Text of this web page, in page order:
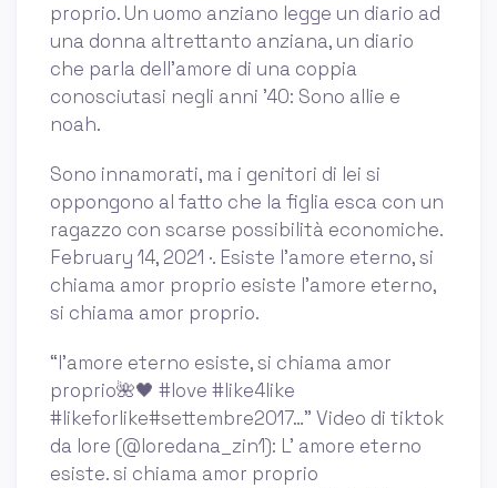
proprio. Un uomo anziano legge un diario ad
una donna altrettanto anziana, un diario
che parla dell’amore di una coppia
conosciutasi negli anni ’40: Sono allie e
noah.
Sono innamorati, ma i genitori di lei si
oppongono al fatto che la figlia esca con un
ragazzo con scarse possibilità economiche.
February 14, 2021 ·. Esiste l'amore eterno, si
chiama amor proprio esiste l'amore eterno,
si chiama amor proprio.
“l'amore eterno esiste, si chiama amor
proprio🌺🖤 #love #like4like
#likeforlike#settembre2017…” Video di tiktok
da lore (@loredana_zin1): L' amore eterno
esiste. si chiama amor proprio